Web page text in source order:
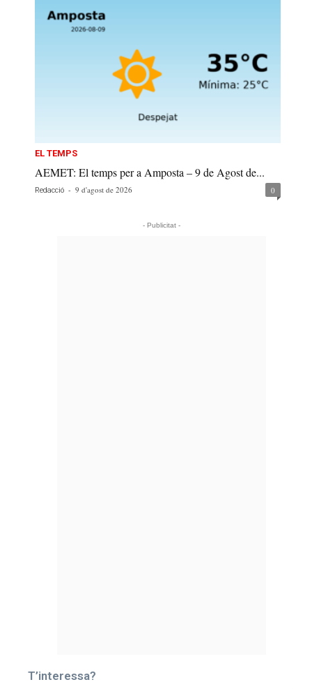
EL TEMPS
AEMET: El temps per a Amposta – 9 de Agost de...
Redacció - 9 d'agost de 2026 0
- Publicitat -
T’interessa?